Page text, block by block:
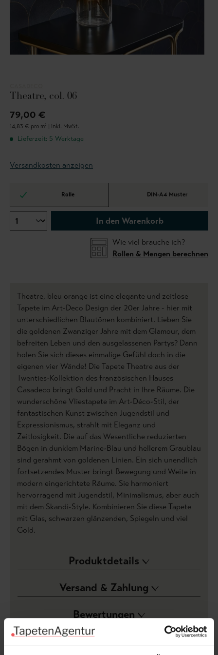
Theatre, col. 06
79,00 €
14,83 € pro m² | inkl. MwSt.
Lieferzeit: 5 Werktage
Versandkosten anzeigen
Rolle DIN-A4 Muster
In den Warenkorb
Wie viel brauche ich?
Rollen & Mengen berechnen
Theatre, bleu orange ist eine elegante und zeitlose
Tapete im Art-Deco Design der 20er Jahre - hier mit
unterschiedlichen Blautönen kombiniert. Lieben Sie
die goldenen Zwanziger Jahre mit dem Glamour, dem
befreiten Leben und den ausgelassenen Partys? Dann
holen Sie sich dieses einmalige Gefühl doch in die
eigenen vier Wände! Die Tapete Theatre aus der
Twenties-Kollektion des französischen Hauses
Casadeco bringt Gold und Pracht in Ihre Räume. Die
wunderschöne Vliestapete im Art-Déco-Stil, der
fantastischen Kunst zwischen Jugendstil und
Expressionismus, strahlt mit Eleganz und
Zeitlosigkeit. Die auf das Wesentliche reduzierten
Bögen in dunklem Marine-Blau und hellerem Graublau
sind gerahmt von goldenen Linien. Ein sich unendlich
fortsetzendes Muster bringt Bewegung und Weite in
modern eingerichtete Räume. Sie harmoniert
hervorragend mit Jugendstil, Minimalismus, aber auch
mit dem Skandi-Style. Kombinieren Sie diese Tapete
mit Glas, schwarzen glänzenden, Spiegeln und viel
Gold.
Produktdetails
Versand & Zahlung
Bewertungen
FAQ Teilen!